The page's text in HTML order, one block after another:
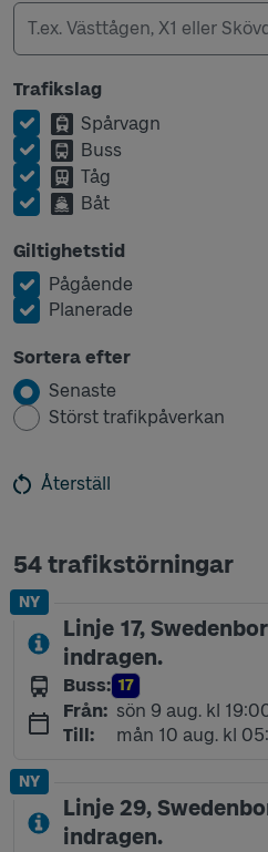
Trafikslag
Spårvagn
Buss
Tåg
Båt
Giltighetstid
Pågående
Planerade
Sortera efter
Senaste
Störst trafikpåverkan
Återställ
54 trafikstörningar
NY
Linje 17,
indragen.
Buss: Linje
17
Från: söndag 9 augusti
sön 9 aug. kl
Till: måndag 10
mån 10 aug. kl
NY
Linje 29,
indragen.